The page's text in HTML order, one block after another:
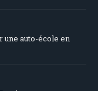
une auto-école en